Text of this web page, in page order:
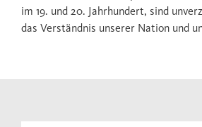
im 19. und 20. Jahrhundert, sind
das Verständnis unserer Nation und